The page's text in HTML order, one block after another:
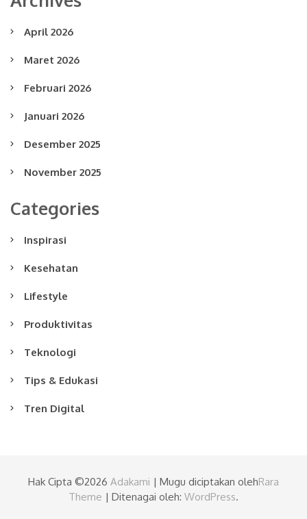
April 2026
Maret 2026
Februari 2026
Januari 2026
Desember 2025
November 2025
Categories
Inspirasi
Kesehatan
Lifestyle
Produktivitas
Teknologi
Tips & Edukasi
Tren Digital
Hak Cipta ©2026 Adakami | Mugu diciptakan olehRara
Theme | Ditenagai oleh: WordPress.